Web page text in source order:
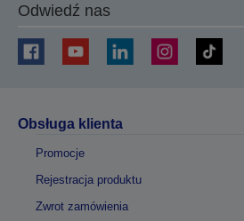
Odwiedź nas
Obsługa klienta
Promocje
Rejestracja produktu
Zwrot zamówienia